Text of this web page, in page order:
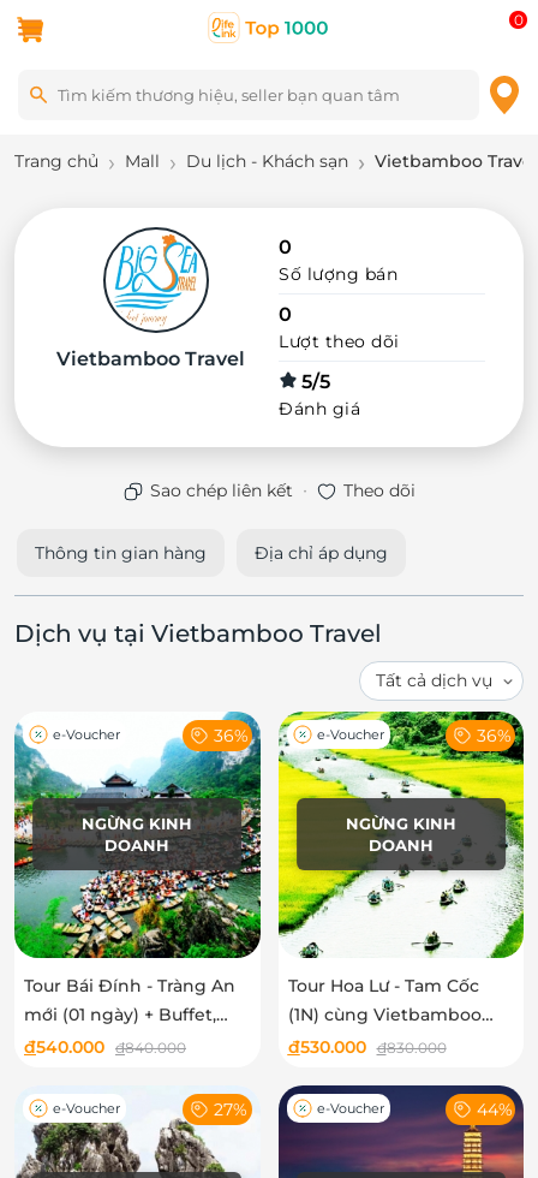
0
Trang chủ Mall Du lịch - Khách sạn Vietbamboo Travel
Vietbamboo Travel
0
Số lượng bán
0
Lượt theo dõi
5/5
Đánh giá
Sao chép liên kết · Theo dõi
Thông tin gian hàng Địa chỉ áp dụng
Dịch vụ tại Vietbamboo Travel
NGỪNG KINH
DOANH
e-Voucher 36%
Tour Bái Đính - Tràng An
mới (01 ngày) + Buffet,
Free 01 đồ uống
đ540.000 đ840.000
NGỪNG KINH
DOANH
e-Voucher 36%
Tour Hoa Lư - Tam Cốc
(1N) cùng Vietbamboo
Travel
đ530.000 đ830.000
e-Voucher 27% e-Voucher 44%